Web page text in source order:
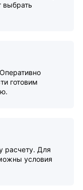
выбрать
готовим
расчету. Для
условия